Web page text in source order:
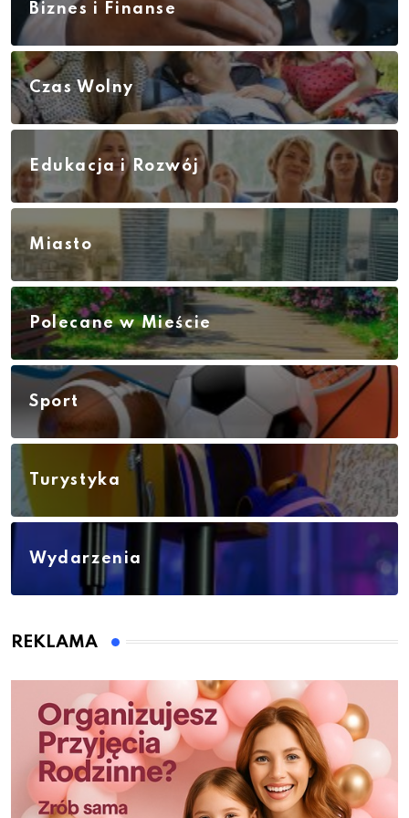
Biznes i Finanse
Czas Wolny
Edukacja i Rozwój
Miasto
Polecane w Mieście
Sport
Turystyka
Wydarzenia
REKLAMA